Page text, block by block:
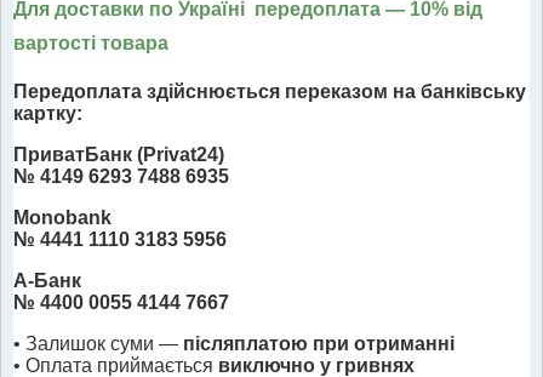
Для доставки по Україні передоплата — 10% від
вартості товара
Передоплата здійснюється переказом на банківську
картку:
ПриватБанк (Privat24)
№ 4149 6293 7488 6935
Monobank
№ 4441 1110 3183 5956
А-Банк
№ 4400 0055 4144 7667
• Залишок суми — післяплатою при отриманні
• Оплата приймається виключно у гривнях